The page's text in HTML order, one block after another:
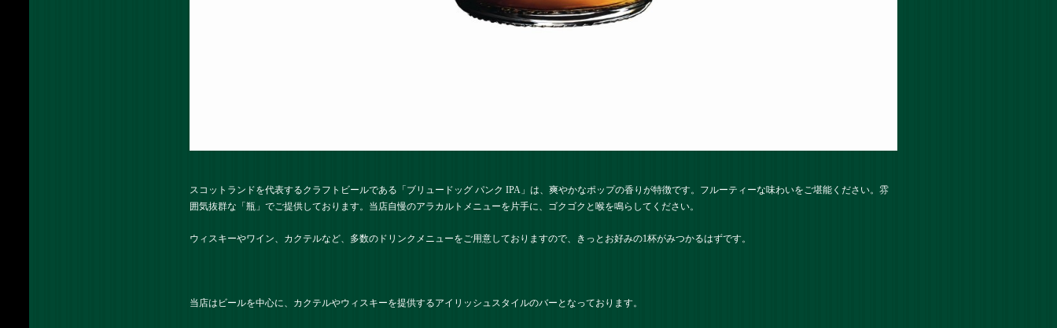
スコットランドを代表するクラフトビールである「ブリュードッグ パンク IPA」は、爽やかなポップの香りが特徴です。フルーティーな味わいをご堪能ください。雰
囲気抜群な「瓶」でご提供しております。当店自慢のアラカルトメニューを片手に、ゴクゴクと喉を鳴らしてください。
ウィスキーやワイン、カクテルなど、多数のドリンクメニューをご用意しておりますので、きっとお好みの1杯がみつかるはずです。
当店はビールを中心に、カクテルやウィスキーを提供するアイリッシュスタイルのバーとなっております。